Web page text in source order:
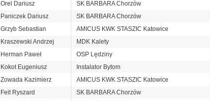
Orel Dariusz SK BARBARA Chorzów
Paniczek Dariusz SK BARBARA Chorzów
Grzyb Sebastian AMICUS KWK STASZIC Katowice
Kraszewski Andrzej MDK Kalety
Herman Paweł OSP Lędziny
Kokot Eugeniusz Instalator Bytom
Zowada Kazimierz AMICUS KWK STASZIC Katowice
Feit Ryszard SK BARBARA Chorzów